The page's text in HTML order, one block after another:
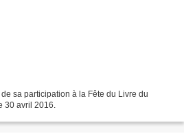
sa participation à la Fête du Livre du
30 avril 2016.